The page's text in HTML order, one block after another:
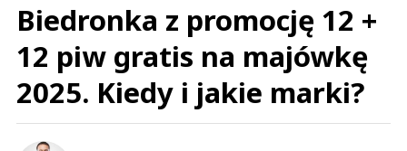
Biedronka z promocję 12 +
12 piw gratis na majówkę
2025. Kiedy i jakie marki?